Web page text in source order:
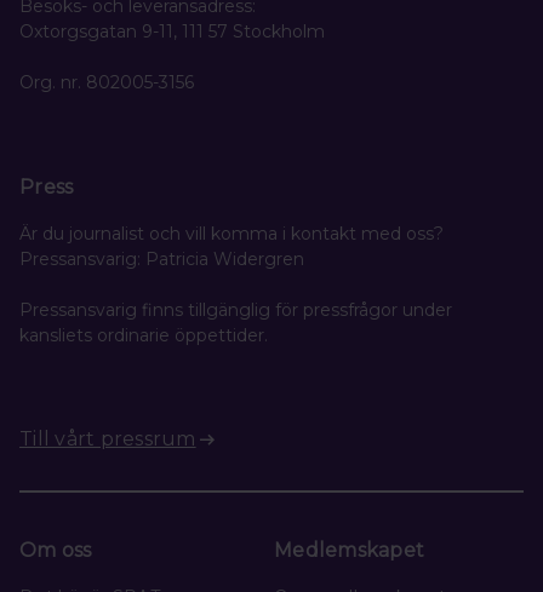
Besöks- och leveransadress:
Oxtorgsgatan 9-11, 111 57 Stockholm
Org. nr. 802005-3156
Press
Är du journalist och vill komma i kontakt med oss?
Pressansvarig: Patricia Widergren
Pressansvarig finns tillgänglig för pressfrågor under
kansliets ordinarie öppettider.
Till vårt pressrum
Om oss Medlemskapet